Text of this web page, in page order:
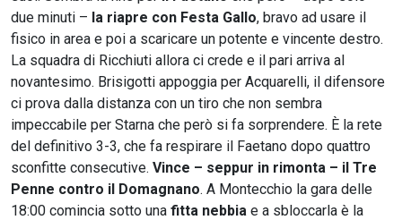
due minuti – la riapre con Festa Gallo, bravo ad usare il
fisico in area e poi a scaricare un potente e vincente destro.
La squadra di Ricchiuti allora ci crede e il pari arriva al
novantesimo. Brisigotti appoggia per Acquarelli, il difensore
ci prova dalla distanza con un tiro che non sembra
impeccabile per Starna che però si fa sorprendere. È la rete
del definitivo 3-3, che fa respirare il Faetano dopo quattro
sconfitte consecutive. Vince – seppur in rimonta – il Tre
Penne contro il Domagnano. A Montecchio la gara delle
18:00 comincia sotto una fitta nebbia e a sbloccarla è la